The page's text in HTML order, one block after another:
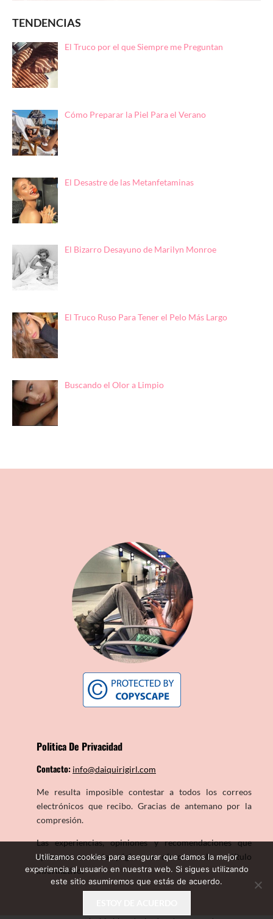
TENDENCIAS
El Truco por el que Siempre me Preguntan
Cómo Preparar la Piel Para el Verano
El Desastre de las Metanfetaminas
El Bizarro Desayuno de Marilyn Monroe
El Truco Ruso Para Tener el Pelo Más Largo
Buscando el Olor a Limpio
Politica De Privacidad
Contacto: info@daiquirigirl.com
Me resulta imposible contestar a todos los correos
electrónicos que recibo. Gracias de antemano por la
compresión.
Las experiencias, opiniones y recomendaciones que
aparecen en esta página se ofrecen solo a título
informativo.
Utilizamos cookies para asegurar que damos la mejor
experiencia al usuario en nuestra web. Si sigues utilizando
este sitio asumiremos que estás de acuerdo.